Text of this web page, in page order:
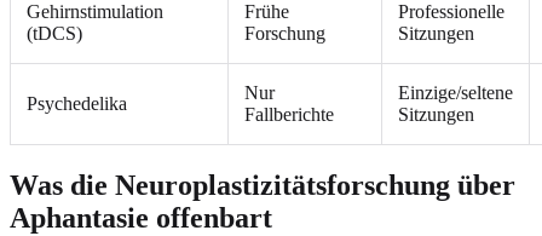
Gehirnstimulation
(tDCS)
Frühe
Forschung
Professionelle
Sitzungen
Psychedelika
Nur
Fallberichte
Einzige/seltene
Sitzungen
Was die Neuroplastizitätsforschung über
Aphantasie offenbart